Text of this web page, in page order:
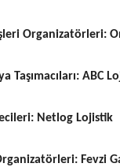
Organizatörleri:
Taşımacıları: ABC
Netlog Lojistik
Fevzi